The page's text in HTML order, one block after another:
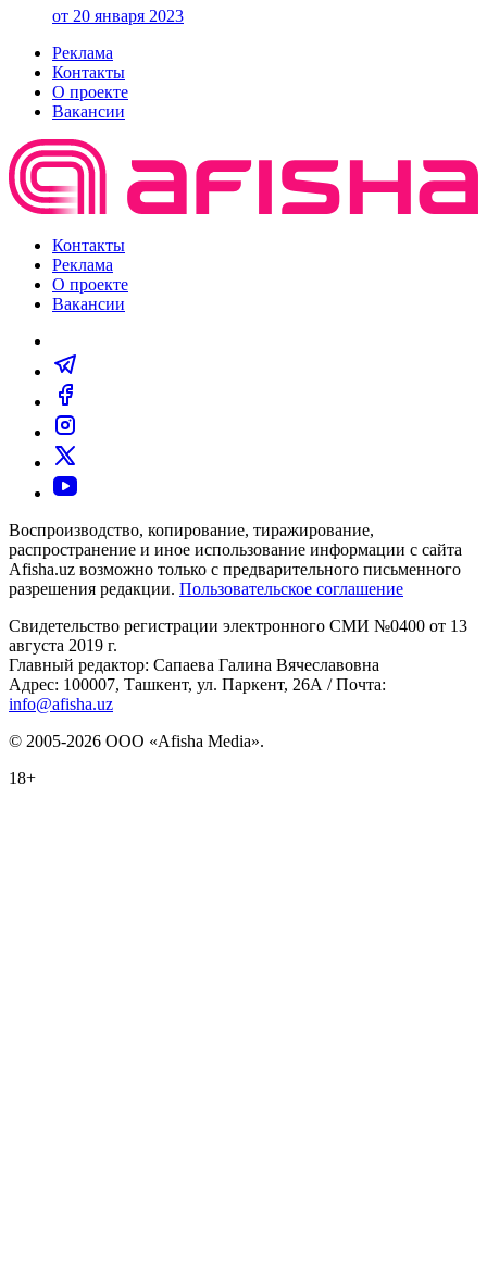
от 20 января 2023
Реклама
Контакты
О проекте
Вакансии
Контакты
Реклама
О проекте
Вакансии
Воспроизводство, копирование, тиражирование,
распространение и иное использование информации с сайта
Afisha.uz возможно только с предварительного письменного
разрешения редакции. Пользовательское соглашение
Свидетельство регистрации электронного СМИ №0400 от 13
августа 2019 г.
Главный редактор: Сапаева Галина Вячеславовна
Адрес: 100007, Ташкент, ул. Паркент, 26А / Почта:
info@afisha.uz
© 2005-2026 ООО «Afisha Media».
18+